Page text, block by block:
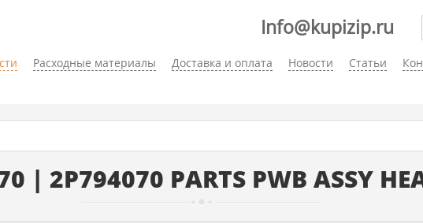
Расходные материалы Доставка и оплата Новости Статьи
Info@kupizip.ru
| 2P794070 PARTS PWB ASSY